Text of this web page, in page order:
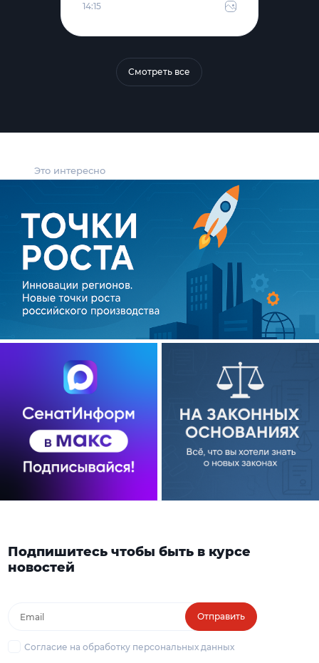
Это интересно
14:15
Смотреть все
Подпишитесь чтобы быть в курсе
новостей
Отправить
Согласие на обработку персональных данных